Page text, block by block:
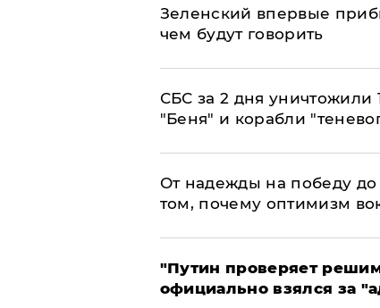
Зеленский впервые
чем будут говорить
СБС за 2 дня
"Беня" и корабли
От надежды на победу
том, почему оптимизм
"Путин проверяет
официально взялся за